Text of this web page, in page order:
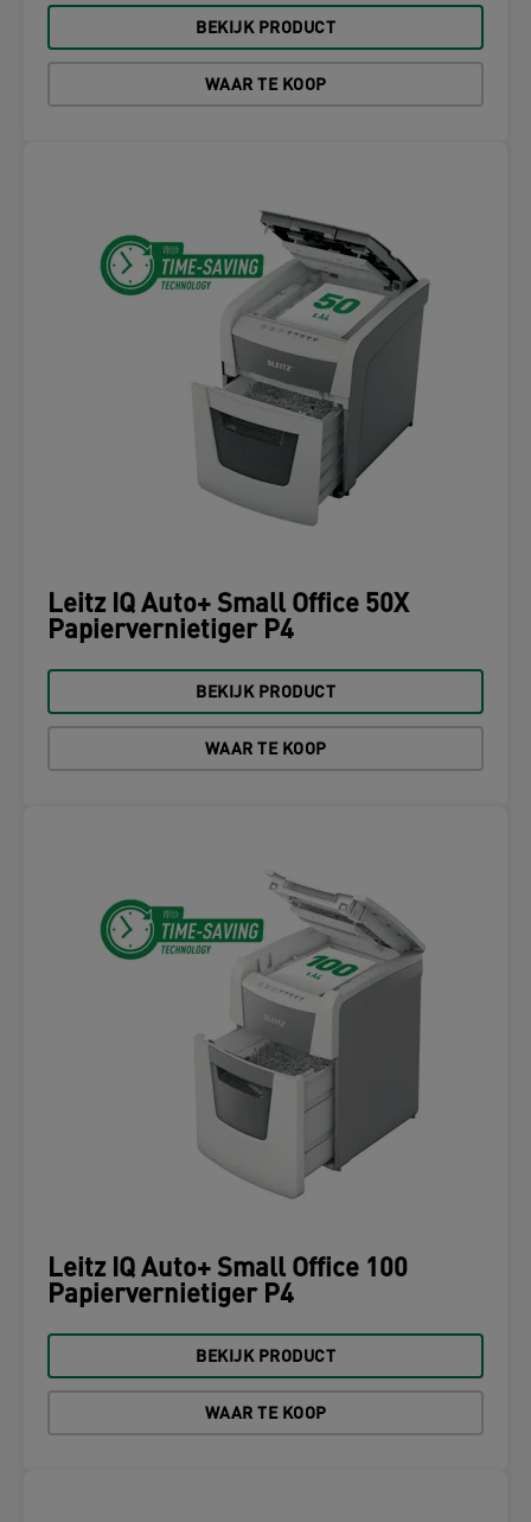
BEKIJK PRODUCT
WAAR TE KOOP
Leitz IQ Auto+ Small Office 50X
Papiervernietiger P4
BEKIJK PRODUCT
WAAR TE KOOP
Leitz IQ Auto+ Small Office 100
Papiervernietiger P4
BEKIJK PRODUCT
WAAR TE KOOP